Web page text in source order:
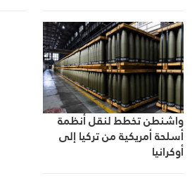
واشنطن تخطط لنقل أنظمة
أسلحة أمريكية من تركيا إلى
أوكرانيا